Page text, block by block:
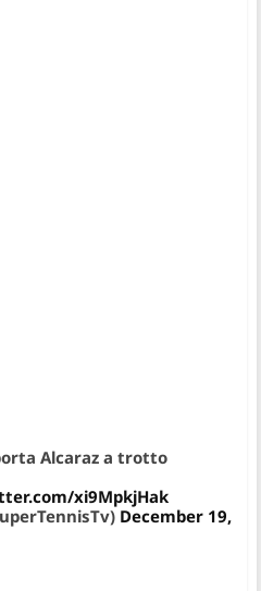
Alcaraz a trotto
xi9MpkjHak
December 19,